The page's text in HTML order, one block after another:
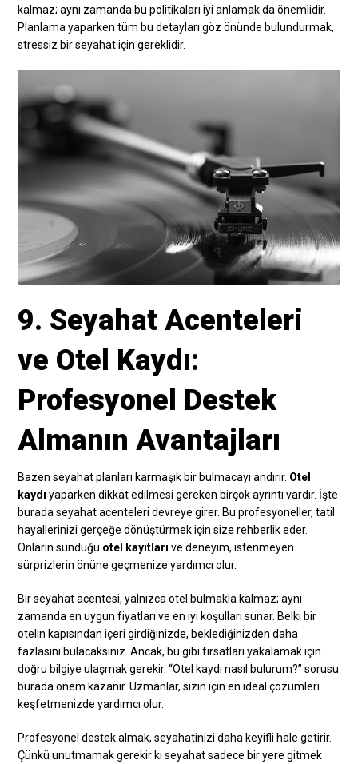
kalmaz; aynı zamanda bu politikaları iyi anlamak da önemlidir.
Planlama yaparken tüm bu detayları göz önünde bulundurmak,
stressiz bir seyahat için gereklidir.
9. Seyahat Acenteleri
ve Otel Kaydı:
Profesyonel Destek
Almanın Avantajları
Bazen seyahat planları karmaşık bir bulmacayı andırır. Otel
kaydı yaparken dikkat edilmesi gereken birçok ayrıntı vardır. İşte
burada seyahat acenteleri devreye girer. Bu profesyoneller, tatil
hayallerinizi gerçeğe dönüştürmek için size rehberlik eder.
Onların sunduğu otel kayıtları ve deneyim, istenmeyen
sürprizlerin önüne geçmenize yardımcı olur.
Bir seyahat acentesi, yalnızca otel bulmakla kalmaz; aynı
zamanda en uygun fiyatları ve en iyi koşulları sunar. Belki bir
otelin kapısından içeri girdiğinizde, beklediğinizden daha
fazlasını bulacaksınız. Ancak, bu gibi fırsatları yakalamak için
doğru bilgiye ulaşmak gerekir. “Otel kaydı nasıl bulurum?” sorusu
burada önem kazanır. Uzmanlar, sizin için en ideal çözümleri
keşfetmenizde yardımcı olur.
Profesyonel destek almak, seyahatinizi daha keyifli hale getirir.
Çünkü unutmamak gerekir ki seyahat sadece bir yere gitmek